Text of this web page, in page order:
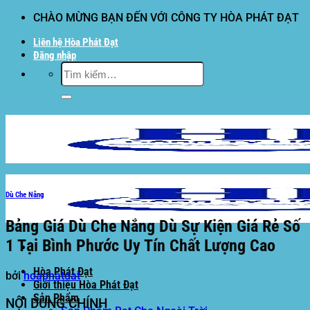
dung
CHÀO MỪNG BẠN ĐẾN VỚI CÔNG TY HÒA PHÁT ĐẠT
Liên hệ Hòa Phát Đạt
Đăng nhập
Tìm
kiếm:
Hòa Phát Đạt
Giới thiệu Hòa Phát Đạt
Sản Phẩm
Dù Che Nắng
Bảng Giá Dù Che Nắng Dù Sự Kiện Giá Rẻ Số
1 Tại Bình Phước Uy Tín Chất Lượng Cao
bởihoaphatdat
NỘI DUNG CHÍNH